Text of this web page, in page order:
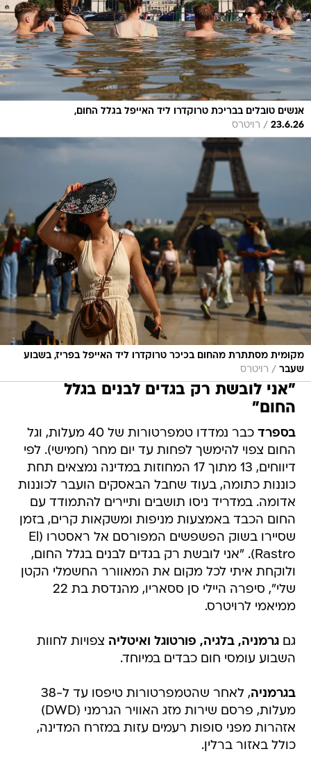
אנשים טובלים בבריכת טרוקדרו ליד האייפל בגלל החום,
23.6.26
/ רויטרס
מקומית מסתתרת מהחום בכיכר טרוקדרו ליד האייפל בפריז, בשבוע
שעבר / רויטרס
"אני לובשת רק בגדים לבנים בגלל
החום"
בספרד
כבר נמדדו טמפרטורות של 40 מעלות, וגל
החום צפוי להימשך לפחות עד יום מחר (חמישי). לפי
דיווחים, 13 מתוך 17 המחוזות במדינה נמצאים תחת
כוננות כתומה, בעוד שחבל הבאסקים הועבר לכוננות
אדומה. במדריד ניסו תושבים ותיירים להתמודד עם
החום הכבד באמצעות מניפות ומשקאות קרים, בזמן
שסיירו בשוק הפשפשים המפורסם אל ראסטרו (El
Rastro). "אני לובשת רק בגדים לבנים בגלל החום,
ולוקחת איתי לכל מקום את המאוורר החשמלי הקטן
שלי", סיפרה היילי סן ססאריו, מהנדסת בת 22
ממיאמי לרויטרס.
גםגרמניה, בלגיה, פורטוגל ואיטליה צפויות לחוות
השבוע עומסי חום כבדים במיוחד.
בגרמניה
, לאחר שהטמפרטורות טיפסו עד ל-38
מעלות, פרסם שירות מזג האוויר הגרמני (DWD)
אזהרות מפני סופות רעמים עזות במזרח המדינה,
כולל באזור ברלין.